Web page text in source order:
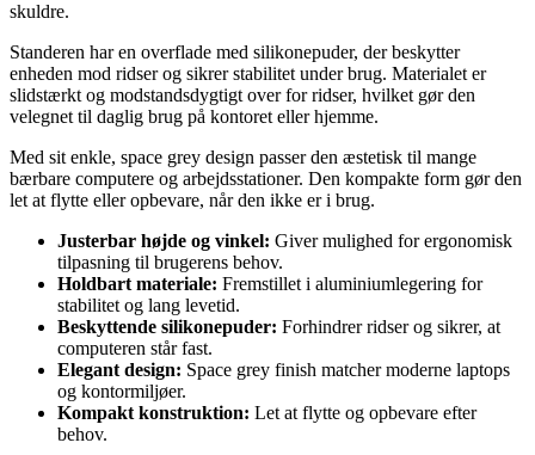
skuldre.
Standeren har en overflade med silikonepuder, der beskytter
enheden mod ridser og sikrer stabilitet under brug. Materialet er
slidstærkt og modstandsdygtigt over for ridser, hvilket gør den
velegnet til daglig brug på kontoret eller hjemme.
Med sit enkle, space grey design passer den æstetisk til mange
bærbare computere og arbejdsstationer. Den kompakte form gør den
let at flytte eller opbevare, når den ikke er i brug.
Justerbar højde og vinkel: Giver mulighed for ergonomisk
tilpasning til brugerens behov.
Holdbart materiale: Fremstillet i aluminiumlegering for
stabilitet og lang levetid.
Beskyttende silikonepuder: Forhindrer ridser og sikrer, at
computeren står fast.
Elegant design: Space grey finish matcher moderne laptops
og kontormiljøer.
Kompakt konstruktion: Let at flytte og opbevare efter
behov.